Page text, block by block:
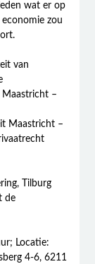
wat er op
zou
van
Maastricht –
Maastricht –
Tilburg
de
Locatie:
4-6, 6211